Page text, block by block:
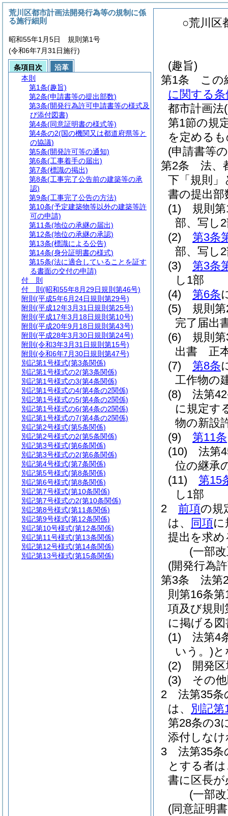
○荒川区
(趣旨)
第1条
この
に関する条
都市計画法
第1節の規
を定める
(申請書等
第2条
法、
下「規則」
書の提出部
(1)
規則
部、写し
(2)
第3条
部、写し
(3)
第3条
し1部
(4)
第6条
(5)
規則
完了届出
(6)
規則
出書 正
(7)
第8条
工作物の
(8)
法第
に規定す
物の新設
(9)
第11条
(10)
法第
位の継承
(11)
第15
し1部
2
前項の規
は、
同項に
提出を求
(一部
(開発行為
第3条
法第
則第16条
項及び規
に掲げる
(1)
法第4
いう。)
(2)
開発
(3)
その
2
法第35
は、 別記第
第28条の3
添付しな
3
法第35
とする者
書に区長
(一部
(同意証明
荒川区都市計画法開発行為等の規制に係
る施行細則
昭和55年1月5日 規則第1号
(令和6年7月31日施行)
条項目次
沿革
本則
第1条(趣旨)
第2条(申請書等の提出部数)
第3条(開発行為許可申請書等の様式及
び添付図書)
第4条(同意証明書の様式等)
第4条の2(国の機関又は都道府県等と
の協議)
第5条(開発許可等の通知)
第6条(工事着手の届出)
第7条(標識の掲出)
第8条(工事完了公告前の建築等の承
認)
第9条(工事完了公告の方法)
第10条(予定建築物等以外の建築等許
可の申請)
第11条(地位の承継の届出)
第12条(地位の承継の承認)
第13条(標識による公告)
第14条(身分証明書の様式)
第15条(法に適合していることを証す
る書面の交付の申請)
付 則
付 則 (昭和55年8月29日規則第46号)
附則 (平成5年6月24日規則第29号)
附則 (平成12年3月31日規則第25号)
附則 (平成17年3月18日規則第10号)
附則 (平成20年9月18日規則第43号)
附則 (平成28年3月30日規則第24号)
附則 (令和3年3月31日規則第15号)
附則 (令和6年7月30日規則第47号)
別記第1号様式(第3条関係)
別記第1号様式の2(第3条関係)
別記第1号様式の3(第4条関係)
別記第1号様式の4(第4条の2関係)
別記第1号様式の5(第4条の2関係)
別記第1号様式の6(第4条の2関係)
別記第1号様式の7(第4条の2関係)
別記第2号様式(第5条関係)
別記第2号様式の2(第5条関係)
別記第3号様式(第6条関係)
別記第3号様式の2(第6条関係)
別記第4号様式(第7条関係)
別記第5号様式(第8条関係)
別記第6号様式(第8条関係)
別記第7号様式(第10条関係)
別記第7号様式の2(第10条関係)
別記第8号様式(第11条関係)
別記第9号様式(第12条関係)
別記第10号様式(第12条関係)
別記第11号様式(第13条関係)
別記第12号様式(第14条関係)
別記第13号様式(第15条関係)